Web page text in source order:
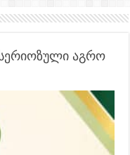
სერიოზული აგრო